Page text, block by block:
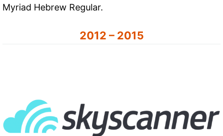
Myriad Hebrew Regular.
2012 – 2015